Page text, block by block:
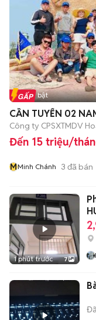
Tin nổi bật
CẦN TUYỂN 02
Công ty CPSXTMDV
Đến 15 triệu/
MMinh Chánh 3 đã bán
1 phút trước 7